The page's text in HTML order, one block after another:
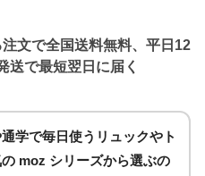
文で全国送料無料、平日12
送で最短翌日に届く
学で毎日使うリュックやト
moz シリーズから選ぶの